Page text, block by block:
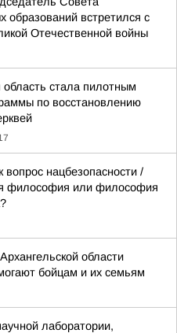
образований встретился с
Отечественной войны
область стала пилотным
по восстановлению
нацбезопасности /
философия или философия
области
бойцам и их семьям
лаборатории,